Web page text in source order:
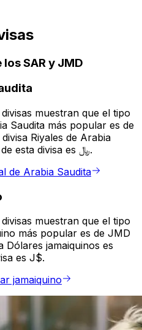
SAR y JMD
muestran que el tipo
Saudita más popular es de
Riyales de Arabia
Saudita es SAR. El símbolo de esta divisa es ﷼.
de Arabia Saudita
muestran que el tipo
más popular es de JMD
Dólares jamaiquinos es
es J$.
jamaiquino